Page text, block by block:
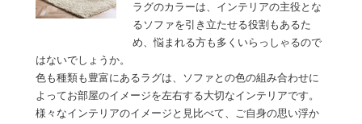
ラグのカラーは、インテリアの主役とな
るソファを引き立たせる役割もあるた
め、悩まれる方も多くいらっしゃるので
はないでしょうか。
色も種類も豊富にあるラグは、ソファとの色の組み合わせに
よってお部屋のイメージを左右する大切なインテリアです。
様々なインテリアのイメージと見比べて、ご自身の思い浮か